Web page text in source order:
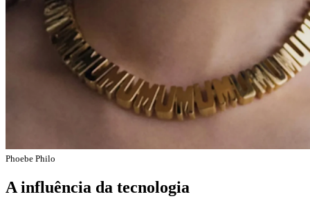
Phoebe Philo
A influência da tecnologia